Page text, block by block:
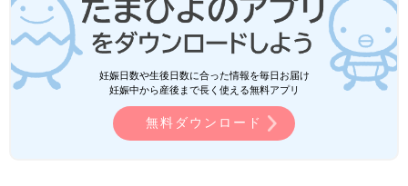
妊娠日数や生後日数に合った情報を毎日お届け
妊娠中から産後まで長く使える無料アプリ
無料ダウンロード